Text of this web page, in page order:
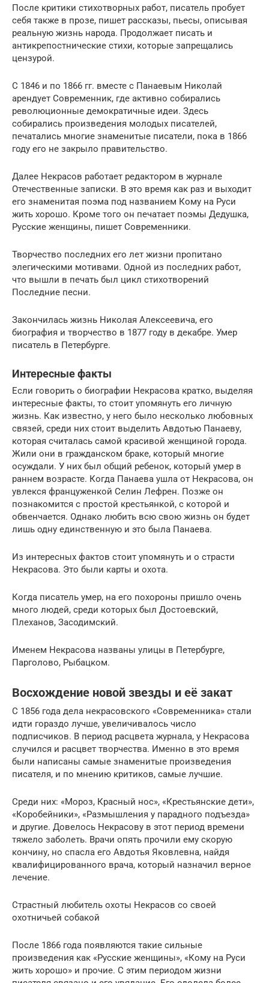
После критики стихотворных работ, писатель пробует
себя также в прозе, пишет рассказы, пьесы, описывая
реальную жизнь народа. Продолжает писать и
антикрепостнические стихи, которые запрещались
цензурой.
С 1846 и по 1866 гг. вместе с Панаевым Николай
арендует Современник, где активно собирались
революционные демократичные идеи. Здесь
собирались произведения молодых писателей,
печатались многие знаменитые писатели, пока в 1866
году его не закрыло правительство.
Далее Некрасов работает редактором в журнале
Отечественные записки. В это время как раз и выходит
его знаменитая поэма под названием Кому на Руси
жить хорошо. Кроме того он печатает поэмы Дедушка,
Русские женщины, пишет Современники.
Творчество последних его лет жизни пропитано
элегическими мотивами. Одной из последних работ,
что вышли в печать был цикл стихотворений
Последние песни.
Закончилась жизнь Николая Алексеевича, его
биография и творчество в 1877 году в декабре. Умер
писатель в Петербурге.
Интересные факты
Если говорить о биографии Некрасова кратко, выделяя
интересные факты, то стоит упомянуть его личную
жизнь. Как известно, у него было несколько любовных
связей, среди них стоит выделить Авдотью Панаеву,
которая считалась самой красивой женщиной города.
Жили они в гражданском браке, который многие
осуждали. У них был общий ребенок, который умер в
раннем возрасте. Когда Панаева ушла от Некрасова, он
увлекся француженкой Селин Лефрен. Позже он
познакомится с простой крестьянкой, с которой и
обвенчается. Однако любить всю свою жизнь он будет
лишь одну единственную и это была Панаева.
Из интересных фактов стоит упомянуть и о страсти
Некрасова. Это были карты и охота.
Когда писатель умер, на его похороны пришло очень
много людей, среди которых был Достоевский,
Плеханов, Засодимский.
Именем Некрасова названы улицы в Петербурге,
Парголово, Рыбацком.
Восхождение новой звезды и её закат
С 1856 года дела некрасовского «Современника» стали
идти гораздо лучше, увеличивалось число
подписчиков. В период расцвета журнала, у Некрасова
случился и расцвет творчества. Именно в это время
были написаны самые знаменитые произведения
писателя, и по мнению критиков, самые лучшие.
Среди них: «Мороз, Красный нос», «Крестьянские дети»,
«Коробейники», «Размышления у парадного подъезда»
и другие. Довелось Некрасову в этот период времени
тяжело заболеть. Врачи опять прочили ему скорую
кончину, но спасла его Авдотья Яковлевна, найдя
квалифицированного врача, который назначил верное
лечение.
Страстный любитель охоты Некрасов со своей
охотничьей собакой
После 1866 года появляются такие сильные
произведения как «Русские женщины», «Кому на Руси
жить хорошо» и прочие. С этим периодом жизни